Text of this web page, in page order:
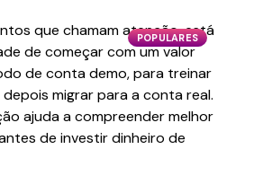
POPULARES
que chamam atenção, está
de começar com um valor
de conta demo, para treinar
depois migrar para a conta real.
ajuda a compreender melhor
de investir dinheiro de